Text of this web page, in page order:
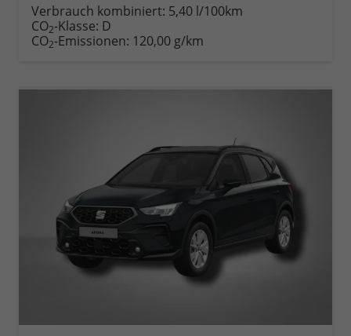
Verbrauch kombiniert: 5,40 l/100km
CO2-Klasse: D
CO2-Emissionen: 120,00 g/km